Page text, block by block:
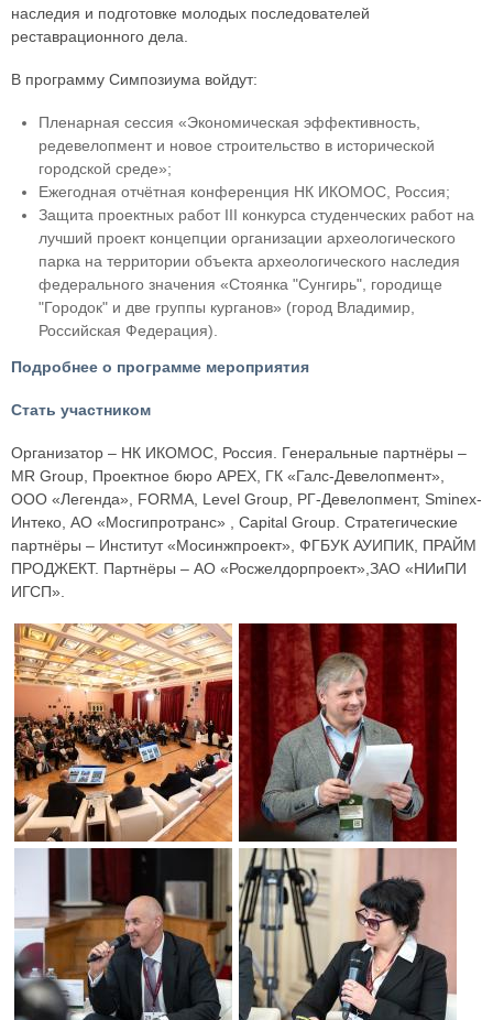
наследия и подготовке молодых последователей
реставрационного дела.
В программу Симпозиума войдут:
Пленарная сессия «Экономическая эффективность,
редевелопмент и новое строительство в исторической
городской среде»;
Ежегодная отчётная конференция НК ИКОМОС, Россия;
Защита проектных работ III конкурса студенческих работ на
лучший проект концепции организации археологического
парка на территории объекта археологического наследия
федерального значения «Стоянка "Сунгирь", городище
"Городок" и две группы курганов» (город Владимир,
Российская Федерация).
Подробнее о программе мероприятия
Стать участником
Организатор – НК ИКОМОС, Россия. Генеральные партнёры –
MR Group, Проектное бюро APEX, ГК «Галс-Девелопмент»,
ООО «Легенда», FORMA, Level Group, РГ-Девелопмент, Sminex-
Интеко, АО «Мосгипротранс» , Capital Group. Стратегические
партнёры – Институт «Мосинжпроект», ФГБУК АУИПИК, ПРАЙМ
ПРОДЖЕКТ. Партнёры – АО «Росжелдорпроект»,ЗАО «НИиПИ
ИГСП».